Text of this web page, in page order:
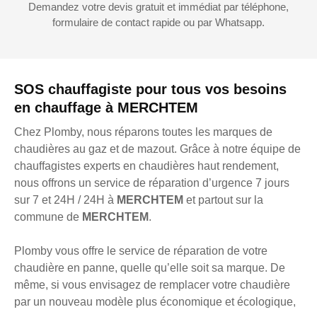
SOS chauffagiste pour tous vos besoins
en chauffage à MERCHTEM
Chez Plomby, nous réparons toutes les marques de
chaudières au gaz et de mazout. Grâce à notre équipe de
chauffagistes experts en chaudières haut rendement,
nous offrons un service de réparation d’urgence 7 jours
sur 7 et 24H / 24H à MERCHTEM et partout sur la
commune de MERCHTEM.
Plomby vous offre le service de réparation de votre
chaudière en panne, quelle qu’elle soit sa marque. De
même, si vous envisagez de remplacer votre chaudière
par un nouveau modèle plus économique et écologique,
Demandez votre devis gratuit et immédiat par téléphone,
formulaire de contact rapide ou par Whatsapp.